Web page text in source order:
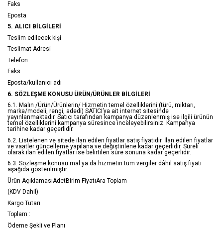
Faks
Eposta
5. ALICI BİLGİLERİ
Teslim edilecek kişi
Teslimat Adresi
Telefon
Faks
Eposta/kullanıcı adı
6. SÖZLEŞME KONUSU ÜRÜN/ÜRÜNLER BİLGİLERİ
6.1. Malın /Ürün/Ürünlerin/ Hizmetin temel özelliklerini (türü, miktarı,
marka/modeli, rengi, adedi) SATICI’ya ait internet sitesinde
yayınlanmaktadır. Satıcı tarafından kampanya düzenlenmiş ise ilgili ürünün
temel özelliklerini kampanya süresince inceleyebilirsiniz. Kampanya
tarihine kadar geçerlidir.
6.2. Listelenen ve sitede ilan edilen fiyatlar satış fiyatıdır. İlan edilen fiyatlar
ve vaatler güncelleme yapılana ve değiştirilene kadar geçerlidir. Süreli
olarak ilan edilen fiyatlar ise belirtilen süre sonuna kadar geçerlidir.
6.3. Sözleşme konusu mal ya da hizmetin tüm vergiler dâhil satış fiyatı
aşağıda gösterilmiştir.
Ürün AçıklamasıAdetBirim FiyatıAra Toplam
(KDV Dahil)
Kargo Tutarı
Toplam :
Ödeme Şekli ve Planı